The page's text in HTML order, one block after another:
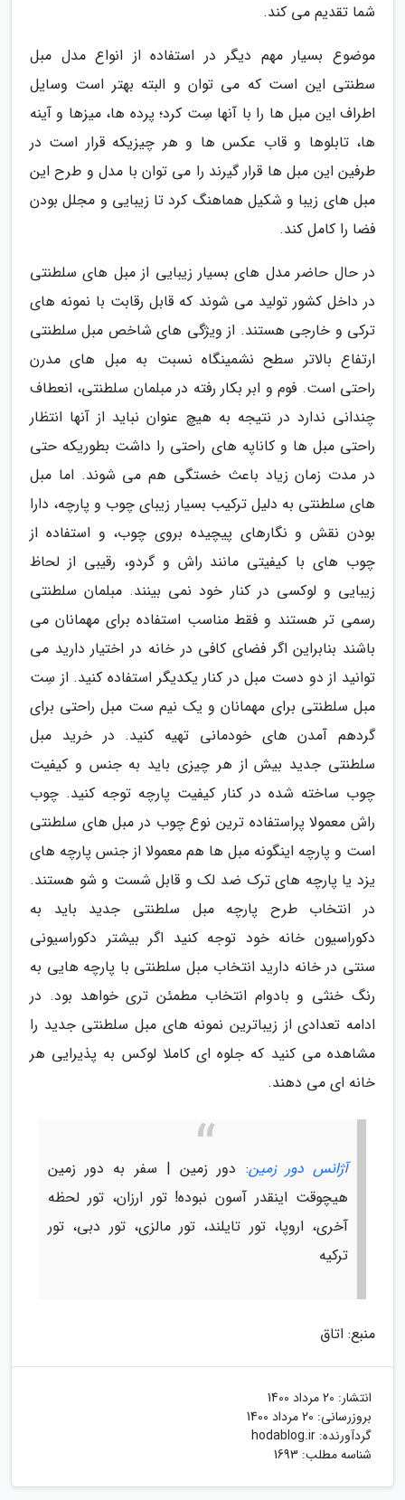
شما تقدیم می کند.
موضوع بسیار مهم دیگر در استفاده از انواع مدل مبل
سطنتی این است که می توان و البته بهتر است وسایل
اطراف این مبل ها را با آنها سِت کرد؛ پرده ها، میزها و آینه
ها، تابلوها و قاب عکس ها و هر چیزیکه قرار است در
طرفین این مبل ها قرار گیرند را می توان با مدل و طرح این
مبل های زیبا و شکیل هماهنگ کرد تا زیبایی و مجلل بودن
فضا را کامل کند.
در حال حاضر مدل های بسیار زیبایی از مبل های سلطنتی
در داخل کشور تولید می شوند که قابل رقابت با نمونه های
ترکی و خارجی هستند. از ویژگی های شاخص مبل سلطنتی
ارتفاع بالاتر سطح نشمینگاه نسبت به مبل های مدرن
راحتی است. فوم و ابر بکار رفته در مبلمان سلطنتی، انعطاف
چندانی ندارد در نتیجه به هیچ عنوان نباید از آنها انتظار
راحتی مبل ها و کاناپه های راحتی را داشت بطوریکه حتی
در مدت زمان زیاد باعث خستگی هم می شوند. اما مبل
های سلطنتی به دلیل ترکیب بسیار زیبای چوب و پارچه، دارا
بودن نقش و نگارهای پیچیده بروی چوب، و استفاده از
چوب های با کیفیتی مانند راش و گردو، رقیبی از لحاظ
زیبایی و لوکسی در کنار خود نمی بینند. مبلمان سلطنتی
رسمی تر هستند و فقط مناسب استفاده برای مهمانان می
باشند بنابراین اگر فضای کافی در خانه در اختیار دارید می
توانید از دو دست مبل در کنار یکدیگر استفاده کنید. از سِت
مبل سلطنتی برای مهمانان و یک نیم ست مبل راحتی برای
گردهم آمدن های خودمانی تهیه کنید. در خرید مبل
سلطنتی جدید بیش از هر چیزی باید به جنس و کیفیت
چوب ساخته شده در کنار کیفیت پارچه توجه کنید. چوب
راش معمولا پراستفاده ترین نوع چوب در مبل های سلطنتی
است و پارچه اینگونه مبل ها هم معمولا از جنس پارچه های
یزد یا پارچه های ترک ضد لک و قابل شست و شو هستند.
در انتخاب طرح پارچه مبل سلطنتی جدید باید به
دکوراسیون خانه خود توجه کنید اگر بیشتر دکوراسیونی
سنتی در خانه دارید انتخاب مبل سلطنتی با پارچه هایی به
رنگ خنثی و بادوام انتخاب مطمئن تری خواهد بود. در
ادامه تعدادی از زیباترین نمونه های مبل سلطنتی جدید را
مشاهده می کنید که جلوه ای کاملا لوکس به پذیرایی هر
خانه ای می دهند.
آژانس دور زمین: دور زمین | سفر به دور زمین
هیچوقت اینقدر آسون نبوده! تور ارزان، تور لحظه
آخری، اروپا، تور تایلند، تور مالزی، تور دبی، تور
ترکیه
منبع: اتاق
انتشار: 20 مرداد 1400
بروزرسانی: 20 مرداد 1400
گردآورنده: hodablog.ir
شناسه مطلب: 1693